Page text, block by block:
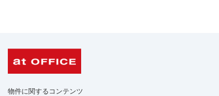
物件に関するコンテンツ